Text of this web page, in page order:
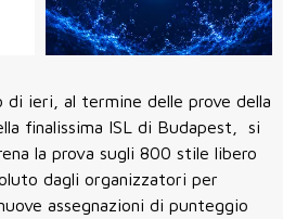
di ieri, al termine delle prove della
finalissima ISL di Budapest, si
la prova sugli 800 stile libero
dagli organizzatori per
assegnazioni di punteggio